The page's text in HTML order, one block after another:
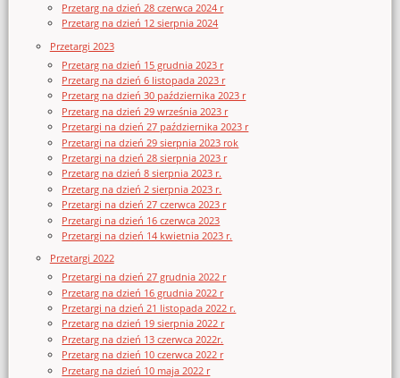
Przetarg na dzień 28 czerwca 2024 r
Przetarg na dzień 12 sierpnia 2024
Przetargi 2023
Przetarg na dzień 15 grudnia 2023 r
Przetarg na dzień 6 listopada 2023 r
Przetarg na dzień 30 października 2023 r
Przetarg na dzień 29 września 2023 r
Przetargi na dzień 27 października 2023 r
Przetargi na dzień 29 sierpnia 2023 rok
Przetargi na dzień 28 sierpnia 2023 r
Przetarg na dzień 8 sierpnia 2023 r.
Przetarg na dzień 2 sierpnia 2023 r.
Przetargi na dzień 27 czerwca 2023 r
Przetargi na dzień 16 czerwca 2023
Przetargi na dzień 14 kwietnia 2023 r.
Przetargi 2022
Przetargi na dzień 27 grudnia 2022 r
Przetarg na dzień 16 grudnia 2022 r
Przetargi na dzień 21 listopada 2022 r.
Przetarg na dzień 19 sierpnia 2022 r
Przetarg na dzień 13 czerwca 2022r.
Przetarg na dzień 10 czerwca 2022 r
Przetarg na dzień 10 maja 2022 r